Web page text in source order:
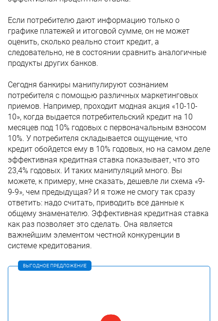
Если потребителю дают информацию только о
графике платежей и итоговой сумме, он не может
оценить, сколько реально стоит кредит, а
следовательно, не в состоянии сравнить аналогичные
продукты других банков.
Сегодня банкиры манипулируют сознанием
потребителя с помощью различных маркетинговых
приемов. Например, проходит модная акция «10-10-
10», когда выдается потребительский кредит на 10
месяцев под 10% годовых с первоначальным взносом
10%. У потребителя складывается ощущение, что
кредит обойдется ему в 10% годовых, но на самом деле
эффективная кредитная ставка показывает, что это
23,4% годовых. И таких манипуляций много. Вы
можете, к примеру, мне сказать, дешевле ли схема «9-
9-9», чем предыдущая? И я тоже не смогу так сразу
ответить: надо считать, приводить все данные к
общему знаменателю. Эффективная кредитная ставка
как раз позволяет это сделать. Она является
важнейшим элементом честной конкуренции в
системе кредитования.
ВЫГОДНОЕ ПРЕДЛОЖЕНИЕ